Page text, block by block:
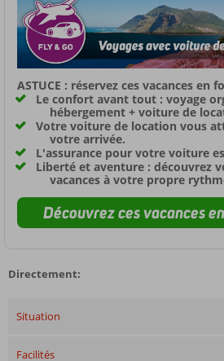
ASTUCE : réservez ces vacances en
Le confort avant tout : voyage
hébergement + voiture de
Votre voiture de location vous
votre arrivée.
L'assurance pour votre voiture
Liberté et aventure : découvrez
vacances à votre propre
Découvrez ces vacances
Directement:
Situation
Facilités